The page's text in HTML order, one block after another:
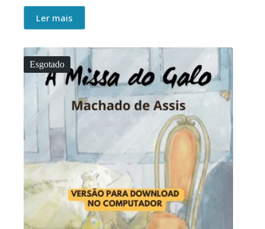
Ler mais
Esgotado